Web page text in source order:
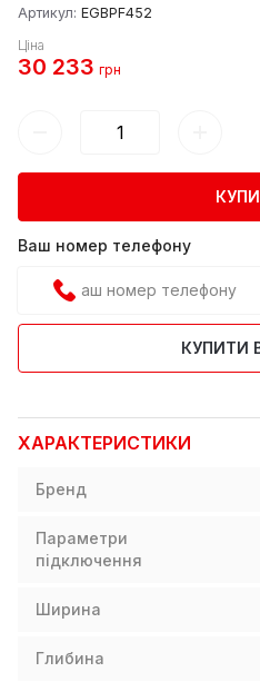
Артикул: EGBPF452
Ціна
30 233 грн
Ваш номер телефону
КУПИТИ
ХАРАКТЕРИСТИКИ
Бренд
Параметри
підключення
Ширина
Глибина